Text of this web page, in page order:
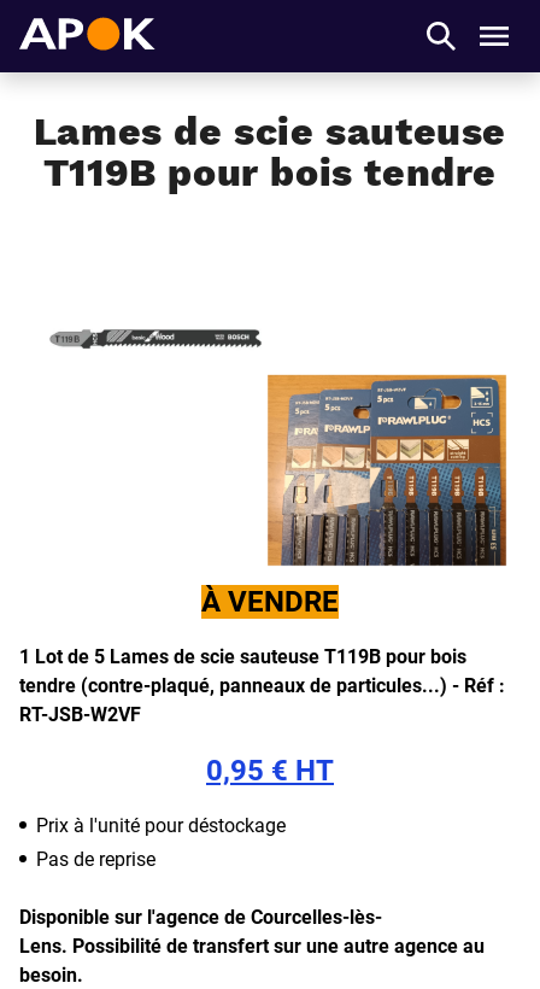
Lames de scie sauteuse
T119B pour bois tendre
À VENDRE
1 Lot de 5 Lames de scie sauteuse T119B pour bois
tendre (contre-plaqué, panneaux de particules...) - Réf :
RT-JSB-W2VF
0,95 € HT
Prix à l'unité pour déstockage
Pas de reprise
Disponible sur l'agence de Courcelles-lès-
Lens. Possibilité de transfert sur une autre agence au
besoin.